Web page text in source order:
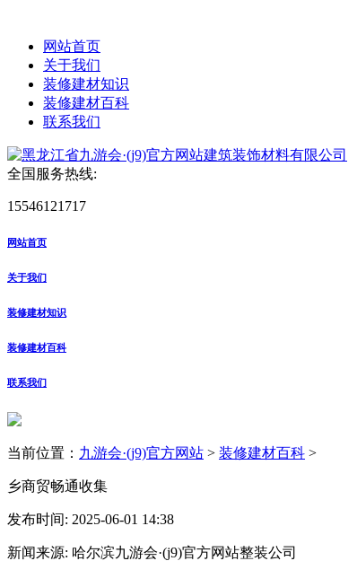
网站首页
关于我们
装修建材知识
装修建材百科
联系我们
全国服务热线:
15546121717
网站首页
关于我们
装修建材知识
装修建材百科
联系我们
当前位置： 九游会·(j9)官方网站 > 装修建材百科 >
乡商贸畅通收集
发布时间: 2025-06-01 14:38
新闻来源: 哈尔滨九游会·(j9)官方网站整装公司